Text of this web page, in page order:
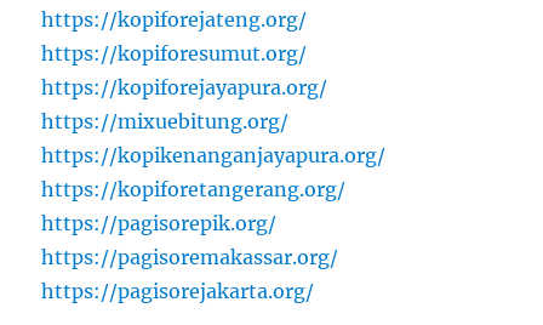
https://kopiforejateng.org/
https://kopiforesumut.org/
https://kopiforejayapura.org/
https://mixuebitung.org/
https://kopikenanganjayapura.org/
https://kopiforetangerang.org/
https://pagisorepik.org/
https://pagisoremakassar.org/
https://pagisorejakarta.org/